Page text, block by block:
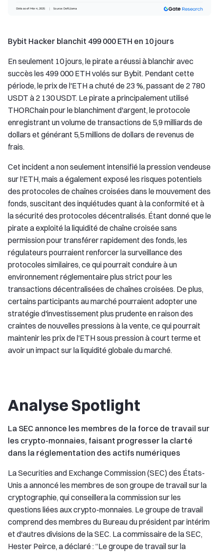
Bybit Hacker blanchit 499 000 ETH en 10 jours
En seulement 10 jours, le pirate a réussi à blanchir avec
succès les 499 000 ETH volés sur Bybit. Pendant cette
période, le prix de l'ETH a chuté de 23 %, passant de 2 780
USDT à 2 130 USDT. Le pirate a principalement utilisé
THORChain pour le blanchiment d'argent, le protocole
enregistrant un volume de transactions de 5,9 milliards de
dollars et générant 5,5 millions de dollars de revenus de
frais.
Cet incident a non seulement intensifié la pression vendeuse
sur l'ETH, mais a également exposé les risques potentiels
des protocoles de chaînes croisées dans le mouvement des
fonds, suscitant des inquiétudes quant à la conformité et à
la sécurité des protocoles décentralisés. Étant donné que le
pirate a exploité la liquidité de chaîne croisée sans
permission pour transférer rapidement des fonds, les
régulateurs pourraient renforcer la surveillance des
protocoles similaires, ce qui pourrait conduire à un
environnement réglementaire plus strict pour les
transactions décentralisées de chaînes croisées. De plus,
certains participants au marché pourraient adopter une
stratégie d'investissement plus prudente en raison des
craintes de nouvelles pressions à la vente, ce qui pourrait
maintenir les prix de l'ETH sous pression à court terme et
avoir un impact sur la liquidité globale du marché.
Analyse Spotlight
La SEC annonce les membres de la force de travail sur
les crypto-monnaies, faisant progresser la clarté
dans la réglementation des actifs numériques
La Securities and Exchange Commission (SEC) des États-
Unis a annoncé les membres de son groupe de travail sur la
cryptographie, qui conseillera la commission sur les
questions liées aux crypto-monnaies. Le groupe de travail
comprend des membres du Bureau du président par intérim
et d'autres divisions de la SEC. La commissaire de la SEC,
Hester Peirce, a déclaré : “Le groupe de travail sur la